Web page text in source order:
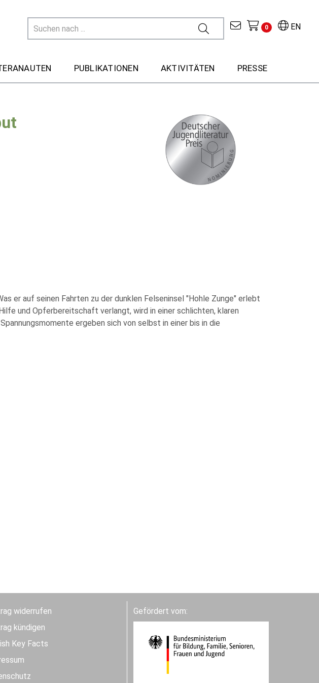
EN
0
PUBLIKATIONEN AKTIVITÄTEN PRESSE
er auf seinen Fahrten zu der dunklen Felseninsel "Hohle Zunge" erlebt
und Opferbereitschaft verlangt, wird in einer schlichten, klaren
ergeben sich von selbst in einer bis in die
widerrufen
kündigen
Key Facts
Gefördert vom: